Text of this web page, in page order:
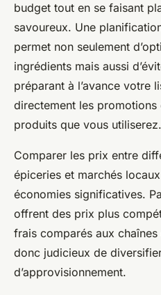
budget tout en se faisant
savoureux. Une
permet non seulement
ingrédients mais aussi
préparant à l’avance votre
directement les
produits que vous utiliserez.
Comparer les prix entre
épiceries et marchés
économies significatives.
offrent des prix plus
frais comparés aux
donc judicieux de
d’approvisionnement.